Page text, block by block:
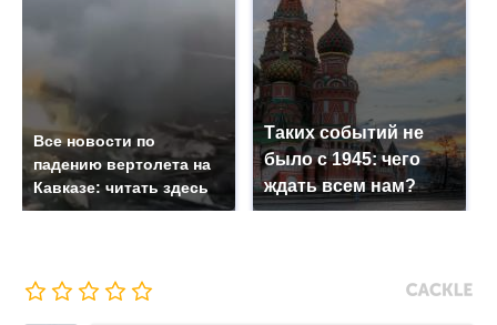
Все новости по
падению вертолета на
Кавказе: читать здесь
Таких событий не
было с 1945: чего
ждать всем нам?